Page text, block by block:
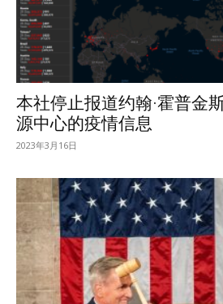
本社停止报道约翰·霍普金
源中心的疫情信息
2023年3月16日